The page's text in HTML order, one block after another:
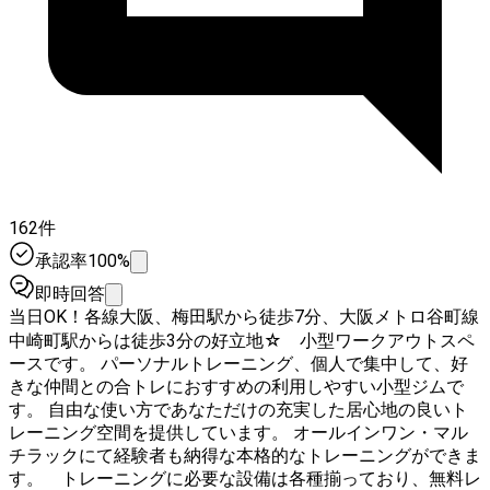
162件
承認率100%
即時回答
当日OK！各線大阪、梅田駅から徒歩7分、大阪メトロ谷町線
中崎町駅からは徒歩3分の好立地☆ 小型ワークアウトスペ
ースです。 パーソナルトレーニング、個人で集中して、好
きな仲間との合トレにおすすめの利用しやすい小型ジムで
す。 自由な使い方であなただけの充実した居心地の良いト
レーニング空間を提供しています。 オールインワン・マル
チラックにて経験者も納得な本格的なトレーニングができま
す。 トレーニングに必要な設備は各種揃っており、無料レ